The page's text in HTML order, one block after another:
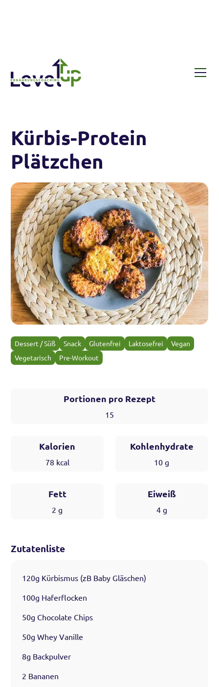
Kürbis-Protein
Plätzchen
Dessert / Süß Snack Glutenfrei Laktosefrei
Vegan
Vegetarisch
Pre-Workout
Portionen pro Rezept
15
Kalorien
78 kcal
Kohlenhydrate
10 g
Fett
2 g
Eiweiß
4g
Zutatenliste
120g Kürbismus (zB Baby Gläschen)
100g Haferflocken
50g Chocolate Chips
50g Whey Vanille
8g Backpulver
2 Bananen